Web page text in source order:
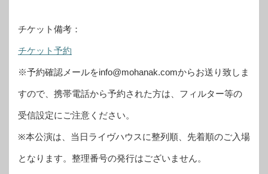
チケット備考：
チケット予約
※予約確認メールをinfo@mohanak.comからお送り致しま
すので、携帯電話から予約された方は、フィルター等の
受信設定にご注意ください。
※本公演は、当日ライヴハウスに整列順、先着順のご入場
となります。整理番号の発行はございません。